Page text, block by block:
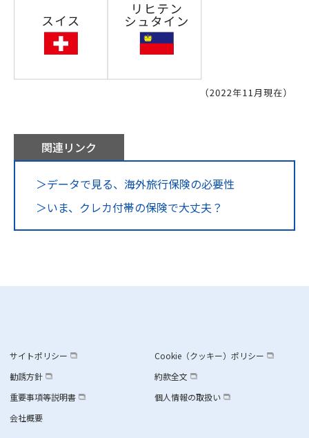
関連リンク
＞データで見る、海外旅行保険の必要性
＞いま、クレカ付帯の保険で大丈夫？
サイトポリシー
Cookie（クッキー）ポリシー
勧誘方針
約款全文
重要事項等説明書
個人情報の取扱い
会社概要